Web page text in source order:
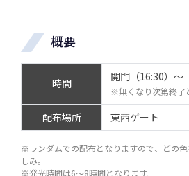
概要
時間 開門（16:30）～
※無くなり次第終了
配布場所 東西ゲート
※ランダムでの配布となりますので、どの
しみ。
※発光時間は6～8時間となります。